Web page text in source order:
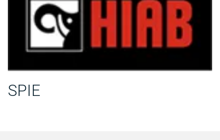
SPIE